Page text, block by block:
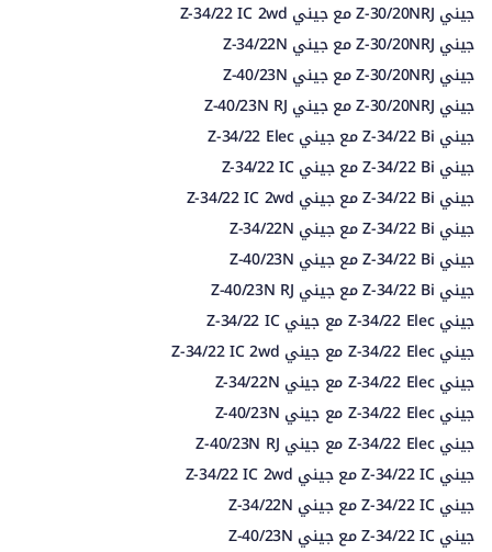
جيني Z-30/20NRJ مع جيني Z-34/22 IC 2wd
جيني Z-30/20NRJ مع جيني Z-34/22N
جيني Z-30/20NRJ مع جيني Z-40/23N
جيني Z-30/20NRJ مع جيني Z-40/23N RJ
جيني Z-34/22 Bi مع جيني Z-34/22 Elec
جيني Z-34/22 Bi مع جيني Z-34/22 IC
جيني Z-34/22 Bi مع جيني Z-34/22 IC 2wd
جيني Z-34/22 Bi مع جيني Z-34/22N
جيني Z-34/22 Bi مع جيني Z-40/23N
جيني Z-34/22 Bi مع جيني Z-40/23N RJ
جيني Z-34/22 Elec مع جيني Z-34/22 IC
جيني Z-34/22 Elec مع جيني Z-34/22 IC 2wd
جيني Z-34/22 Elec مع جيني Z-34/22N
جيني Z-34/22 Elec مع جيني Z-40/23N
جيني Z-34/22 Elec مع جيني Z-40/23N RJ
جيني Z-34/22 IC مع جيني Z-34/22 IC 2wd
جيني Z-34/22 IC مع جيني Z-34/22N
جيني Z-34/22 IC مع جيني Z-40/23N